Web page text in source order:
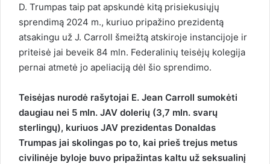
D. Trumpas taip pat apskundė kitą prisiekusiųjų
sprendimą 2024 m., kuriuo pripažino prezidentą
atsakingu už J. Carroll šmeižtą atskiroje instancijoje ir
priteisė jai beveik 84 mln. Federalinių teisėjų kolegija
pernai atmetė jo apeliaciją dėl šio sprendimo.
Teisėjas nurodė rašytojai E. Jean Carroll sumokėti
daugiau nei 5 mln. JAV dolerių (3,7 mln. svarų
sterlingų), kuriuos JAV prezidentas Donaldas
Trumpas jai skolingas po to, kai prieš trejus metus
civilinėje byloje buvo pripažintas kaltu už seksualinį